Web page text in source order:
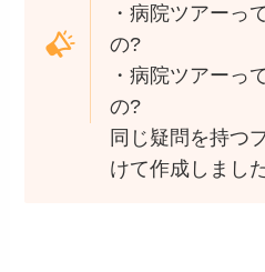
・病院ツアーっ
の?
・病院ツアーっ
の?
同じ疑問を持つ
けて作成しました